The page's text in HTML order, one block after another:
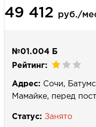
Выберите свой
49 412 руб./
№01.004 Б
Рейтинг:
Адрес: Сочи,
Мамайке, перед
Статус: Занято